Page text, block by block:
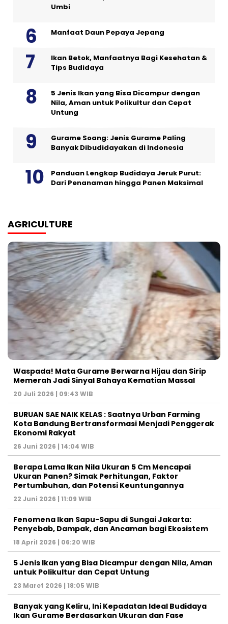
Umbi
Manfaat Daun Pepaya Jepang
Ikan Betok, Manfaatnya Bagi Kesehatan &
Tips Budidaya
5 Jenis Ikan yang Bisa Dicampur dengan
Nila, Aman untuk Polikultur dan Cepat
Untung
Gurame Soang: Jenis Gurame Paling
Banyak Dibudidayakan di Indonesia
Panduan Lengkap Budidaya Jeruk Purut:
Dari Penanaman hingga Panen Maksimal
AGRICULTURE
Waspada! Mata Gurame Berwarna Hijau dan Sirip
Memerah Jadi Sinyal Bahaya Kematian Massal
20 Juli 2026 | 09:43 WIB
BURUAN SAE NAIK KELAS : Saatnya Urban Farming
Kota Bandung Bertransformasi Menjadi Penggerak
Ekonomi Rakyat
26 Juni 2026 | 14:04 WIB
Berapa Lama Ikan Nila Ukuran 5 Cm Mencapai
Ukuran Panen? Simak Perhitungan, Faktor
Pertumbuhan, dan Potensi Keuntungannya
22 Juni 2026 | 11:09 WIB
Fenomena Ikan Sapu-Sapu di Sungai Jakarta:
Penyebab, Dampak, dan Ancaman bagi Ekosistem
18 April 2026 | 06:20 WIB
5 Jenis Ikan yang Bisa Dicampur dengan Nila, Aman
untuk Polikultur dan Cepat Untung
23 Maret 2026 | 18:05 WIB
Banyak yang Keliru, Ini Kepadatan Ideal Budidaya
Ikan Gurame Berdasarkan Ukuran dan Fase